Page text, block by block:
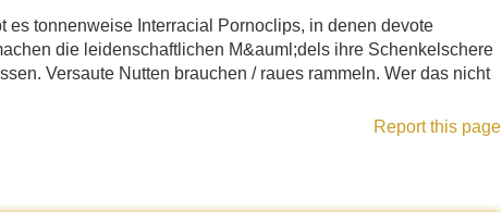
tonnenweise Interracial Pornoclips, in denen devote
die leidenschaftlichen M&auml;dels ihre Schenkelschere
Versaute Nutten brauchen / raues rammeln. Wer das nicht
Report this page